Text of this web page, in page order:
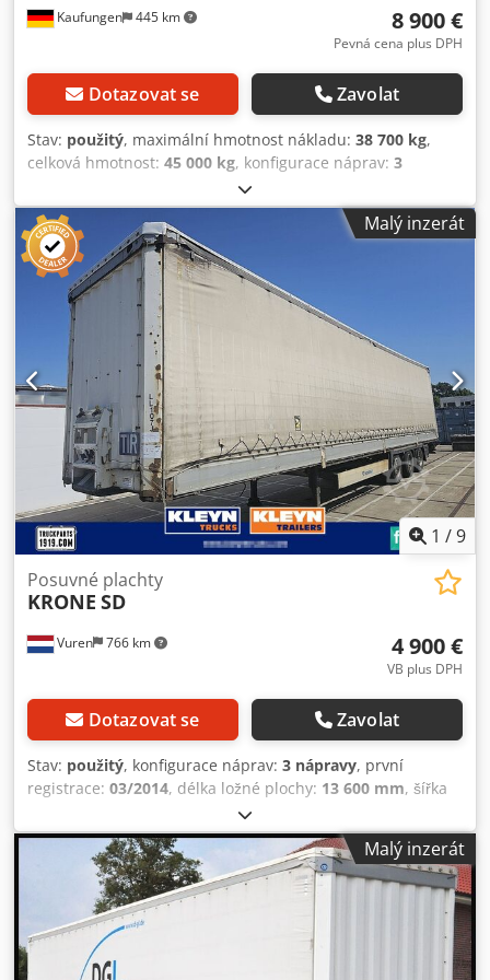
Kaufungen 445 km 8 900 €
Pevná cena plus DPH
Dotazovat se Zavolat
Stav: použitý, maximální hmotnost nákladu: 38 700 kg,
celková hmotnost: 45 000 kg, konfigurace náprav: 3
10/2017
08/2028, Rok výroby:2017, Vybavení:ABS, Interní číslo
vozidla: MK300020 Okamžitě k dispozici v našem areálu v
Kaufungen Více informací na: * Golec Nutzfahrzeuge
GmbH (německy, anglicky, bulharsky, rusky) * Viktoria
Sologubova (polsky, rusky, ukrajinsky, anglicky) Provozní
hmotnost: 6 300 kg Nové pneumatiky Nápravy BPW Držáky
kontejneru Chyby vyhrazeny Rádi vykoupíme vaše použité
vozidlo na protiúčet. Credpfoyndk Ijx Apiof Možnost
financování přímo u nás na místě. GOLEC NUTZFAHRZEUGE
GMBH Hovoříme: německy, anglicky, španělsky, polsky,
ukrajinsky, rusky, bulharsky.
Malý inzerát
1 /9
Vuren 766 km
Posuvné plachty
KRONE SD
4 900 €
VB plus DPH
Dotazovat se Zavolat
Stav: použitý, konfigurace náprav: 3 nápravy, první
registrace: 03/2014, délka ložné plochy: 13 600 mm, šířka
, výška ložného prostoru:
mm, celková délka:13 900 mm, celková šířka:2 550 mm,
celková výška:4 100 mm , zavěšení:vzduch, rozměr
pneumatiky:435/50R19,5, barva:jiný, Rok výroby:2014,
Vybavení:ABS, = Další možnosti a příslušenství = - EBS -
Zvedací střecha = Poznámky = Počet náprav: 3, vlastní
hmotnost: 6800 kg, celková hmotnost: 35000 kg, typ rámu:
kompletní rám, materiál rámu: ocel, velikost čepu: 2 palce,
Malý inzerát